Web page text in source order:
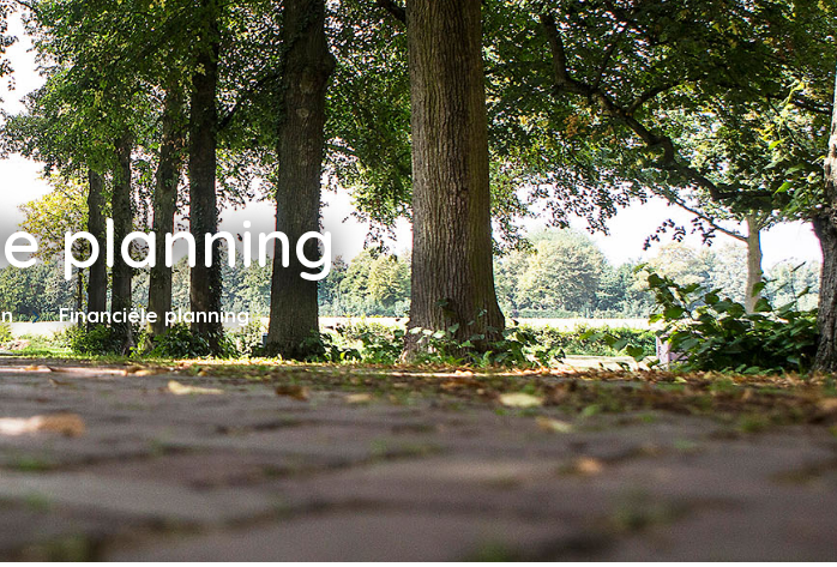
planning
Financiële planning